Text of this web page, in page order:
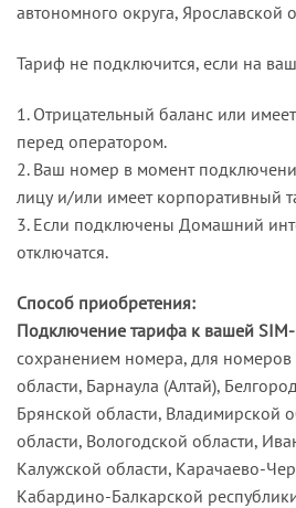
автономного округа, Ярославской
Тариф не подключится, если на
1. Отрицательный баланс или
перед оператором.
2. Ваш номер в момент
лицу и/или имеет корпоративный
3. Если подключены Домашний
отключатся.
Способ приобретения:
Подключение тарифа к вашей SIM-
сохранением номера, для номеров
области, Барнаула (Алтай),
Брянской области, Владимирской
области, Вологодской области,
Калужской области, Карачаево-
Кабардино-Балкарской